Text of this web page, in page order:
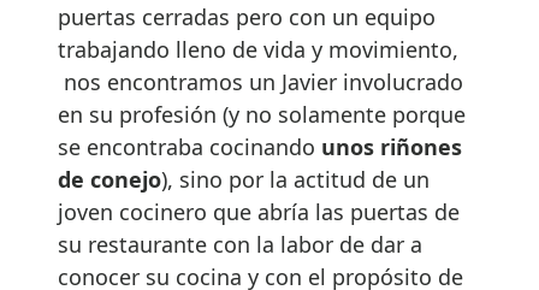
puertas cerradas pero con un equipo
trabajando lleno de vida y movimiento,
nos encontramos un Javier involucrado
en su profesión (y no solamente porque
se encontraba cocinando unos riñones
de conejo), sino por la actitud de un
joven cocinero que abría las puertas de
su restaurante con la labor de dar a
conocer su cocina y con el propósito de